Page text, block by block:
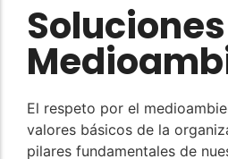
Soluciones
El respeto por el
valores básicos de la
pilares fundamentales de